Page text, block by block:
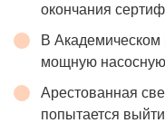
окончания
В Академическом
мощную
Арестованная
попытается